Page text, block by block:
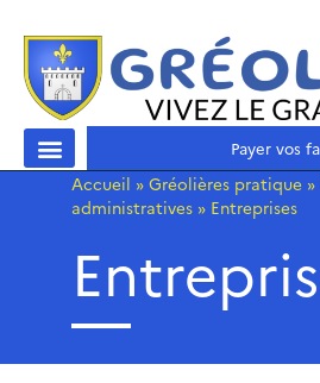
Payer vos
Accueil » Gréolières pratique »
administratives » Entreprises